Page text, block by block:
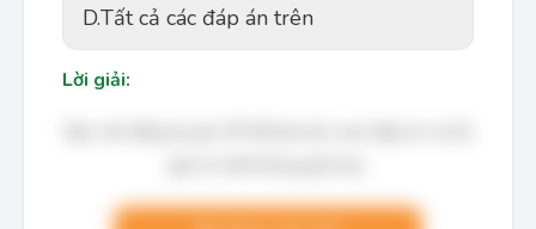
D.Tất cả các đáp án trên
Lời giải: